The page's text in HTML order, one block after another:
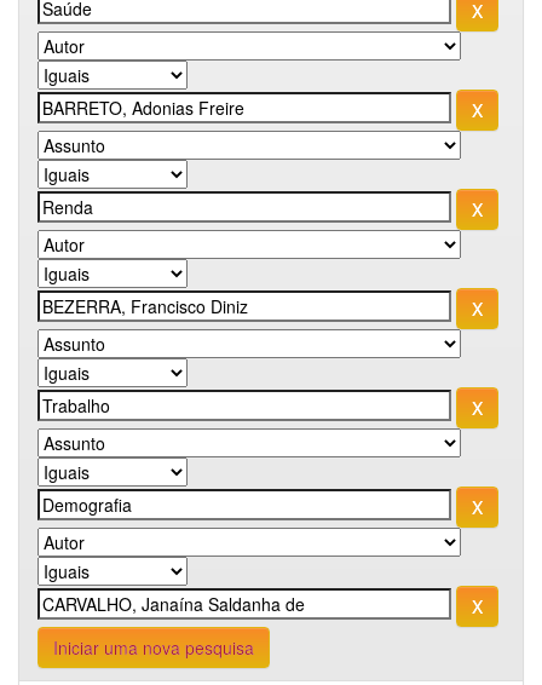
Iniciar uma nova pesquisa